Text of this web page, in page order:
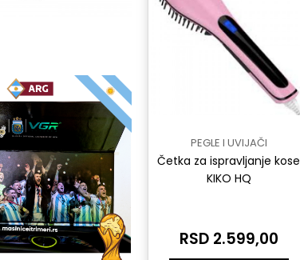
PEGLE I UVIJAČI
Četka za ispravljanje kose
KIKO HQ
RSD 2.599,00